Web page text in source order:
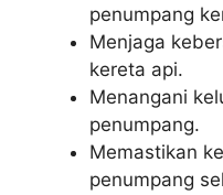
penumpang
Menjaga
kereta api.
Menangani
penumpang.
Memastikan
penumpang